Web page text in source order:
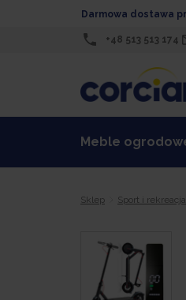
Darmowa dostawa
+48 513 513 174
Meble
Sklep Sport i rekreacja